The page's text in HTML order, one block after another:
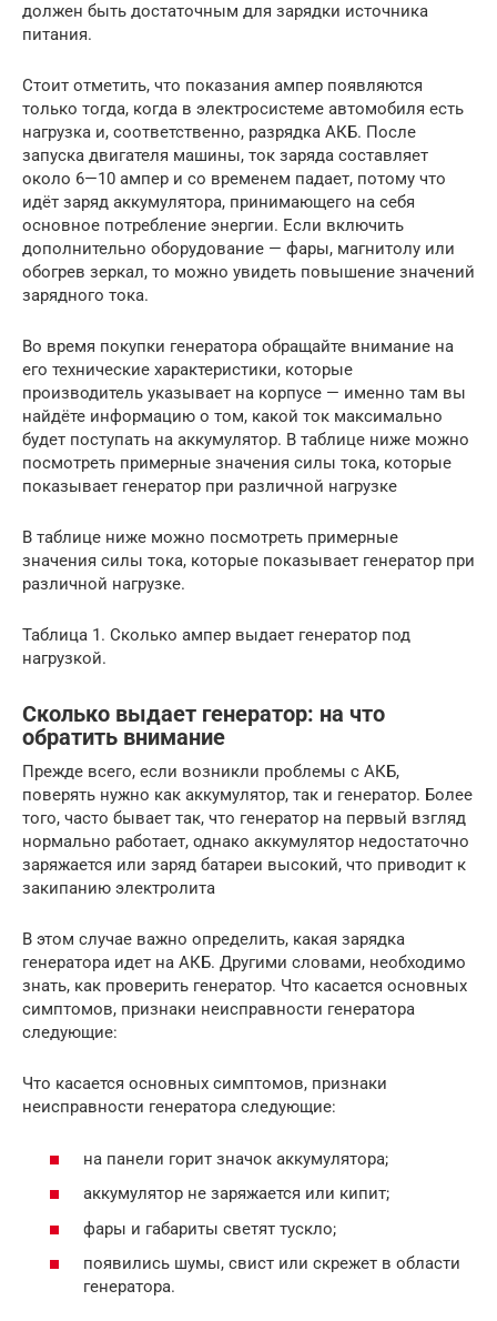
должен быть достаточным для зарядки источника
питания.
Стоит отметить, что показания ампер появляются
только тогда, когда в электросистеме автомобиля есть
нагрузка и, соответственно, разрядка АКБ. После
запуска двигателя машины, ток заряда составляет
около 6—10 ампер и со временем падает, потому что
идёт заряд аккумулятора, принимающего на себя
основное потребление энергии. Если включить
дополнительно оборудование — фары, магнитолу или
обогрев зеркал, то можно увидеть повышение значений
зарядного тока.
Во время покупки генератора обращайте внимание на
его технические характеристики, которые
производитель указывает на корпусе — именно там вы
найдёте информацию о том, какой ток максимально
будет поступать на аккумулятор. В таблице ниже можно
посмотреть примерные значения силы тока, которые
показывает генератор при различной нагрузке
В таблице ниже можно посмотреть примерные
значения силы тока, которые показывает генератор при
различной нагрузке.
Таблица 1. Сколько ампер выдает генератор под
нагрузкой.
Сколько выдает генератор: на что
обратить внимание
Прежде всего, если возникли проблемы с АКБ,
поверять нужно как аккумулятор, так и генератор. Более
того, часто бывает так, что генератор на первый взгляд
нормально работает, однако аккумулятор недостаточно
заряжается или заряд батареи высокий, что приводит к
закипанию электролита
В этом случае важно определить, какая зарядка
генератора идет на АКБ. Другими словами, необходимо
знать, как проверить генератор. Что касается основных
симптомов, признаки неисправности генератора
следующие:
Что касается основных симптомов, признаки
неисправности генератора следующие:
на панели горит значок аккумулятора;
аккумулятор не заряжается или кипит;
фары и габариты светят тускло;
появились шумы, свист или скрежет в области
генератора.